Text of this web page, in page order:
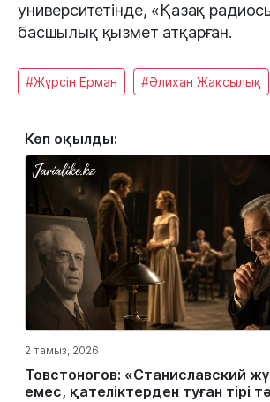
университетінде, «Қазақ
басшылық қызмет атқарған.
#Жүрсін Ерман #Әлихан Жақсылық
Көп оқылды:
2 тамыз, 2026
Товстоногов: «Станиславский
емес, қателіктерден туған тірі